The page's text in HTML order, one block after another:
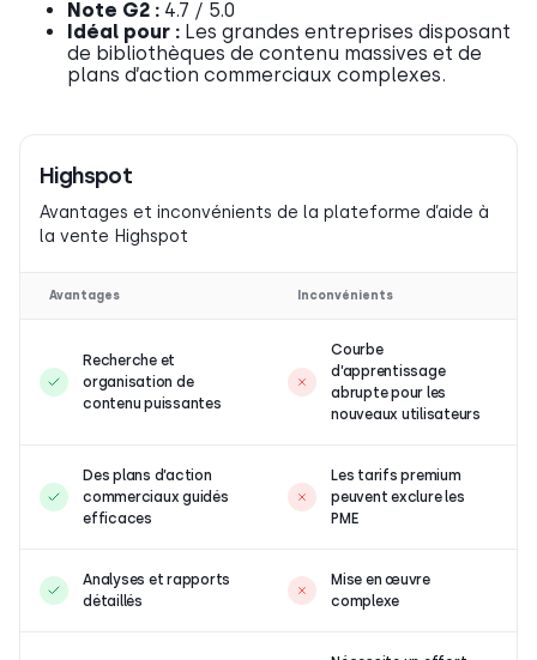
Note G2 : 4.7 / 5.0
Idéal pour : Les grandes entreprises disposant
de bibliothèques de contenu massives et de
plans d’action commerciaux complexes.
Highspot
Avantages et inconvénients de la plateforme d’aide à
la vente Highspot
Avantages Inconvénients
Recherche et
organisation de
contenu puissantes
Courbe
d’apprentissage
abrupte pour les
nouveaux utilisateurs
Des plans d’action
commerciaux guidés
efficaces
Les tarifs premium
peuvent exclure les
PME
Analyses et rapports
détaillés
Mise en œuvre
complexe